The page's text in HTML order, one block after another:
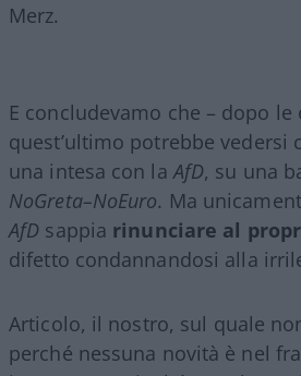
Merz.
E concludevamo che – dopo le
quest’ultimo potrebbe vedersi
una intesa con la AfD, su una
NoGreta–NoEuro. Ma
AfD sappia rinunciare al
difetto condannandosi alla
Articolo, il nostro, sul quale
perché nessuna novità è nel